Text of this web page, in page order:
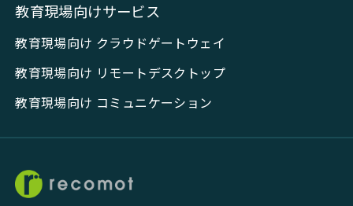
教育現場向けサービス
教育現場向け クラウドゲートウェイ
教育現場向け リモートデスクトップ
教育現場向け コミュニケーション